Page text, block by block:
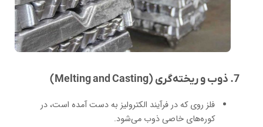
7. ذوب و ریخته‌گری (Melting and Casting)
فلز روی که در فرآیند الکترولیز به دست آمده است، در
کوره‌های خاصی ذوب می‌شود.